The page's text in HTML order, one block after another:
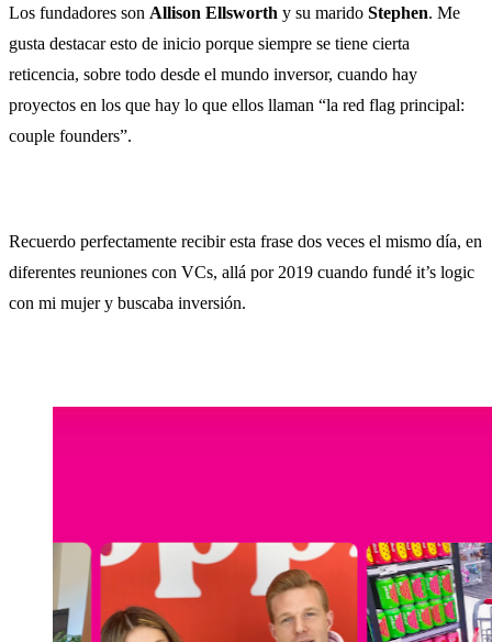
Los fundadores son Allison Ellsworth y su marido Stephen. Me
gusta destacar esto de inicio porque siempre se tiene cierta
reticencia, sobre todo desde el mundo inversor, cuando hay
proyectos en los que hay lo que ellos llaman “la red flag principal:
couple founders”.
Recuerdo perfectamente recibir esta frase dos veces el mismo día, en
diferentes reuniones con VCs, allá por 2019 cuando fundé it’s logic
con mi mujer y buscaba inversión.